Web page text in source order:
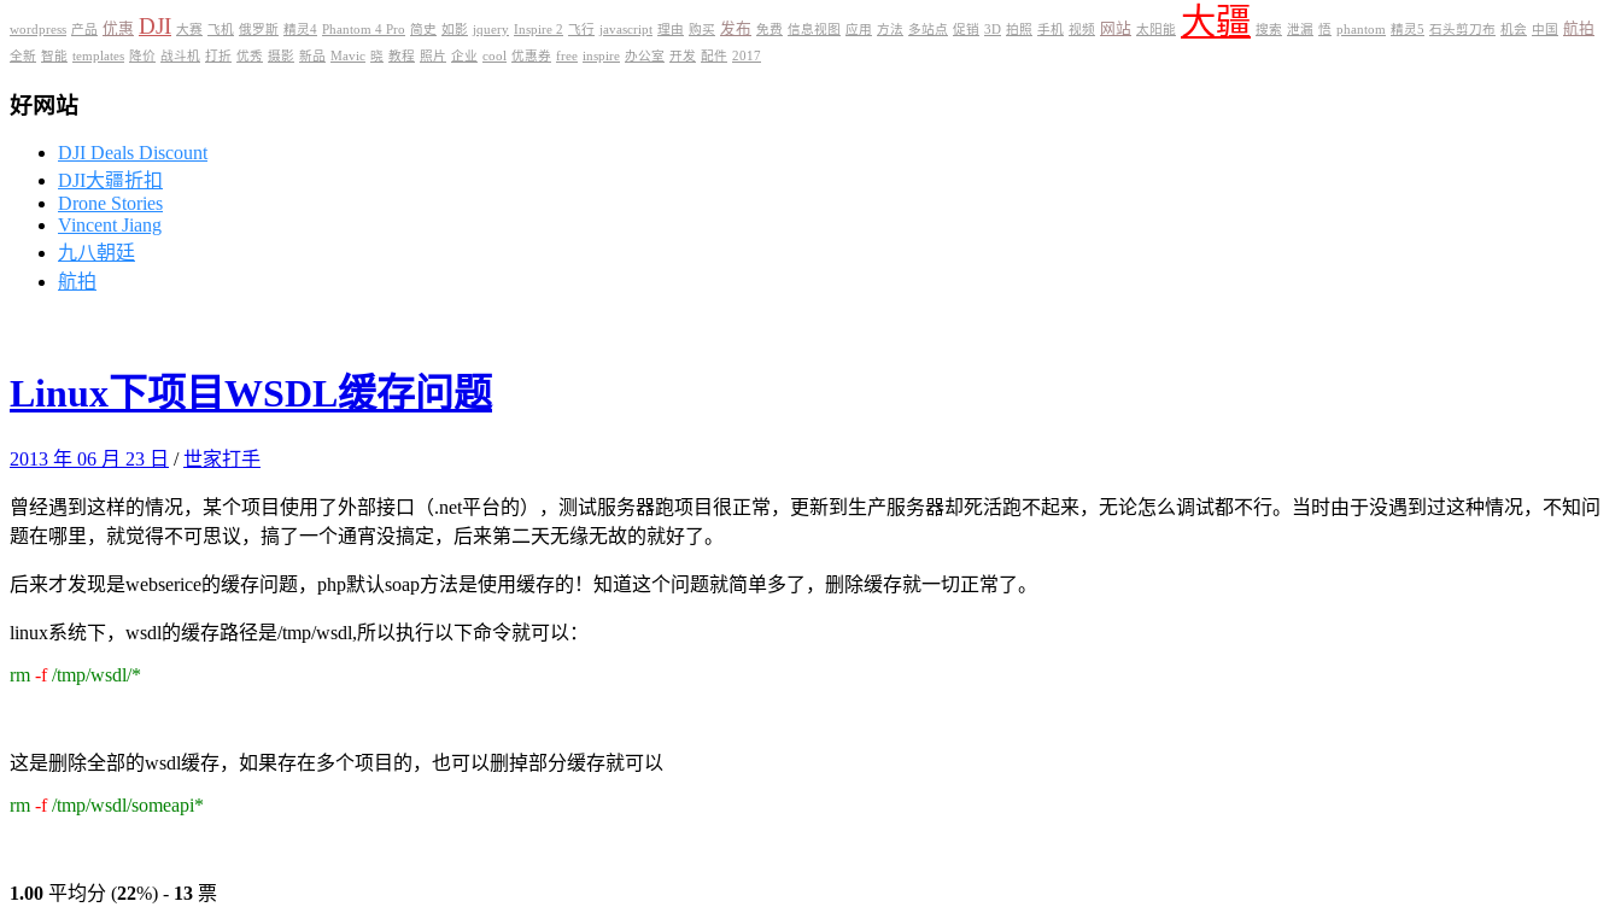
wordpress 产品 优惠 DJI 大赛 飞机 俄罗斯 精灵4 Phantom 4 Pro 简史 如影 jquery Inspire 2 飞行 javascript 理由 购买 发布 免费 信息视图 应用 方法 多站点 促销 3D 拍照 手机 视频 网站 太阳能 大疆 搜索 泄漏 悟 phantom 精灵5 石头剪刀布 机会 中国 航拍
全新 智能 templates 降价 战斗机 打折 优秀 摄影 新品 Mavic 晓 教程 照片 企业 cool 优惠券 free inspire 办公室 开发 配件 2017
好网站
DJI Deals Discount
DJI大疆折扣
Drone Stories
Vincent Jiang
九八朝廷
航拍
Linux下项目WSDL缓存问题
2013 年 06 月 23 日 /世家打手
曾经遇到这样的情况，某个项目使用了外部接口（.net平台的），测试服务器跑项目很正常，更新到生产服务器却死活跑不起来，无论怎么调试都不行。当时由于没遇到过这种情况，不知问
题在哪里，就觉得不可思议，搞了一个通宵没搞定，后来第二天无缘无故的就好了。
后来才发现是webserice的缓存问题，php默认soap方法是使用缓存的！知道这个问题就简单多了，删除缓存就一切正常了。
linux系统下，wsdl的缓存路径是/tmp/wsdl,所以执行以下命令就可以：
rm -f/tmp/wsdl/*
这是删除全部的wsdl缓存，如果存在多个项目的，也可以删掉部分缓存就可以
rm -f/tmp/wsdl/someapi*
1.00 平均分 (22%) - 13 票